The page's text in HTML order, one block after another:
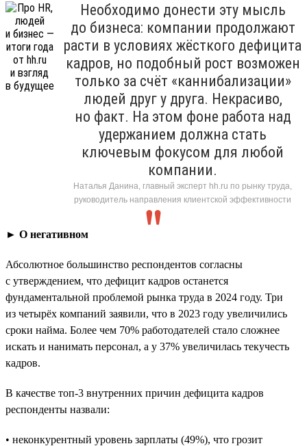
Необходимо донести эту мысль
до бизнеса: компании продолжают
расти в условиях жёсткого дефицита
кадров, но подобный рост возможен
только за счёт «каннибализации»
людей друг у друга. Некрасиво,
но факт. На этом фоне работа над
удержанием должна стать
ключевым фокусом для любой
компании.
Наталья Данина, главный эксперт hh.ru по рынку труда,
руководитель направления клиентской эффективности
► О негативном
Абсолютное большинство респондентов согласны
с утверждением, что дефицит кадров останется
фундаментальной проблемой рынка труда в 2024 году. Три
из четырёх компаний заявили, что в 2023 году увеличились
сроки найма. Более чем 70% работодателей стало сложнее
искать и нанимать персонал, а у 37% увеличилась текучесть
кадров.
В качестве топ-3 внутренних причин дефицита кадров
респонденты назвали:
• неконкурентный уровень зарплаты (49%), что грозит